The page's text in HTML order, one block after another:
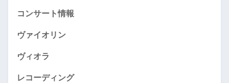
コンサート情報
ヴァイオリン
ヴィオラ
レコーディング